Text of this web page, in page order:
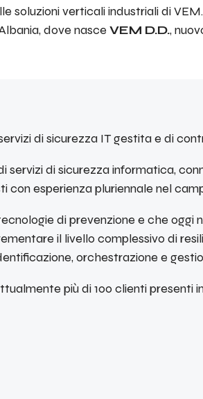
verticali industriali di
dove nasce VEM D.D.,
di sicurezza IT gestita e di
di sicurezza informatica,
esperienza pluriennale nel
di prevenzione e che oggi
il livello complessivo di
orchestrazione e
più di 100 clienti presenti